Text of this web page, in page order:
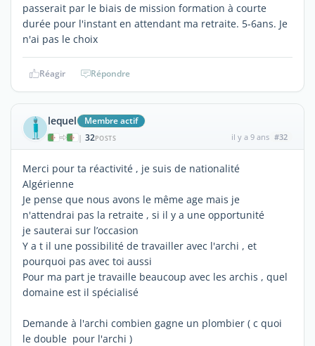
passerait par le biais de mission formation à courte
durée pour l'instant en attendant ma retraite. 5-6ans. Je
n'ai pas le choix
Réagir Répondre
lequel Membre actif
| 32POSTS il y a 9 ans #32
Merci pour ta réactivité , je suis de nationalité
Algérienne
Je pense que nous avons le même age mais je
n'attendrai pas la retraite , si il y a une opportunité
je sauterai sur l’occasion
Y a t il une possibilité de travailler avec l'archi , et
pourquoi pas avec toi aussi
Pour ma part je travaille beaucoup avec les archis , quel
domaine est il spécialisé
Demande à l'archi combien gagne un plombier ( c quoi
le double pour l'archi )